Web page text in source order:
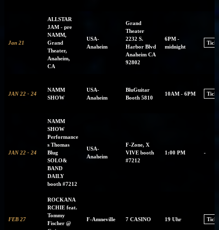
Jan 21
ALLSTAR
JAM - pre
NAMM,
Grand
Theater,
Anaheim,
CA
USA-
Anaheim
Grand
Theater
2232 S.
Harbor Blvd
Anaheim CA
92802
6PM -
midnight
JAN 22 - 24
NAMM
SHOW
USA-
Anaheim
BluGuitar
Booth 5810
10AM - 6PM
JAN 22 - 24
NAMM
SHOW
Performance
s Thomas
Blug
SOLO&
BAND
DAILY
booth #7212
USA-
Anaheim
F-Zone, X
VIVE booth
#7212
1:00 PM -
FEB 27
ROCKANA
RCHIE feat.
Tommy
Fischer @
F-Amneville 7 CASINO 19 Uhr